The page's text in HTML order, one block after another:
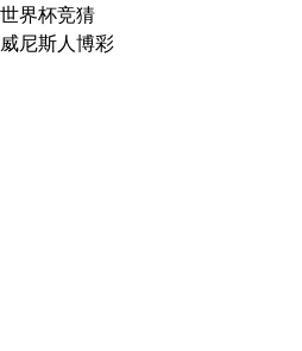
世界杯竞猜
威尼斯人博彩